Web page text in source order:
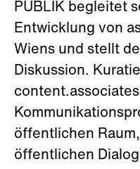
PUBLIK begleitet
Entwicklung von
Wiens und stellt
Diskussion.
öffentlichen
öffentlichen